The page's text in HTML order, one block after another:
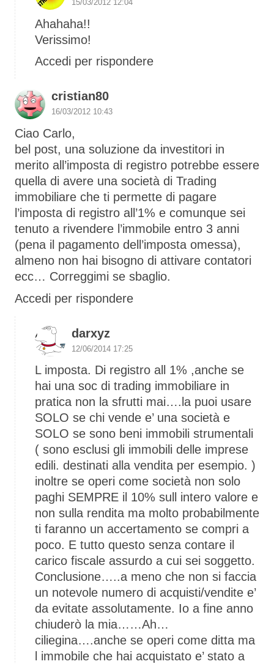
15/03/2012 12:04
Ahahaha!!
Verissimo!
Accedi per rispondere
cristian80
16/03/2012 10:43
Ciao Carlo,
bel post, una soluzione da investitori in
merito all’imposta di registro potrebbe essere
quella di avere una società di Trading
immobiliare che ti permette di pagare
l’imposta di registro all’1% e comunque sei
tenuto a rivendere l’immobile entro 3 anni
(pena il pagamento dell’imposta omessa),
almeno non hai bisogno di attivare contatori
ecc… Correggimi se sbaglio.
Accedi per rispondere
darxyz
12/06/2014 17:25
L imposta. Di registro all 1% ,anche se
hai una soc di trading immobiliare in
pratica non la sfrutti mai….la puoi usare
SOLO se chi vende e’ una società e
SOLO se sono beni immobili strumentali
( sono esclusi gli immobili delle imprese
edili. destinati alla vendita per esempio. )
inoltre se operi come società non solo
paghi SEMPRE il 10% sull intero valore e
non sulla rendita ma molto probabilmente
ti faranno un accertamento se compri a
poco. E tutto questo senza contare il
carico fiscale assurdo a cui sei soggetto.
Conclusione…..a meno che non si faccia
un notevole numero di acquisti/vendite e’
da evitate assolutamente. Io a fine anno
chiuderò la mia……Ah…
ciliegina….anche se operi come ditta ma
l immobile che hai acquistato e’ stato a